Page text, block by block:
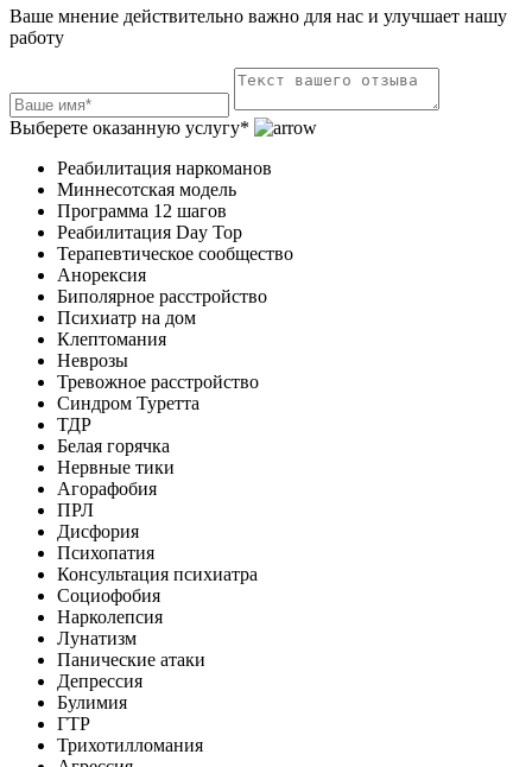
Ваше мнение действительно важно для нас и улучшает нашу
работу
Выберете оказанную услугу*
Реабилитация наркоманов
Миннесотская модель
Программа 12 шагов
Реабилитация Day Top
Терапевтическое сообщество
Анорексия
Биполярное расстройство
Психиатр на дом
Клептомания
Неврозы
Тревожное расстройство
Синдром Туретта
ТДР
Белая горячка
Нервные тики
Агорафобия
ПРЛ
Дисфория
Психопатия
Консультация психиатра
Социофобия
Нарколепсия
Лунатизм
Панические атаки
Депрессия
Булимия
ГТР
Трихотилломания